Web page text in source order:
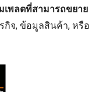
เพลตที่สามารถขยาย
กิจ, ข้อมูลสินค้า, หรือ